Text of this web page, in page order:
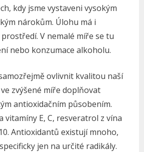
kdy jsme vystaveni vysokým
nárokům. Úlohu má i
V nemalé míře se tu
nebo konzumace alkoholu.
ovlivnit kvalitou naší
zvýšené míře doplňovat
antioxidačním působením.
vitamíny E, C, resveratrol z vína
Antioxidantů existují mnoho,
jen na určité radikály.